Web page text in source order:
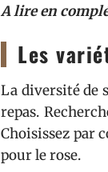
A lire en
Les
La diversité de
repas.
Choisissez par
pour le rose.